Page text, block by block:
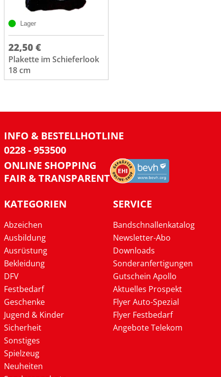
Lager
22,50 €
Plakette im Schieferlook
18 cm
INFO & BESTELLHOTLINE
0228 - 953500
ONLINE SHOPPING
FAIR & TRANSPARENT
KATEGORIEN
Abzeichen
Ausbildung
Ausrüstung
Bekleidung
DFV
Festbedarf
Geschenke
Jugend & Kinder
Sicherheit
Sonstiges
Spielzeug
Neuheiten
SERVICE
Bandschnallenkatalog
Newsletter-Abo
Downloads
Sonderanfertigungen
Gutschein Apollo
Aktuelles Prospekt
Flyer Auto-Spezial
Flyer Festbedarf
Angebote Telekom